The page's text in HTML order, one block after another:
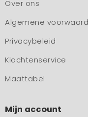
Over ons
Algemene
Privacybeleid
Klachtenservice
Maattabel
Mijn account